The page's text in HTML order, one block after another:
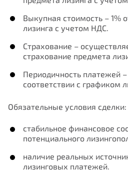
Выкупная стоимость – 1%
лизинга с учетом НДС.
Страхование –
страхование предмета
Периодичность платежей
соответствии с графиком
Обязательные условия сделки:
стабильное финансовое
потенциального
наличие реальных
лизинговых платежей.